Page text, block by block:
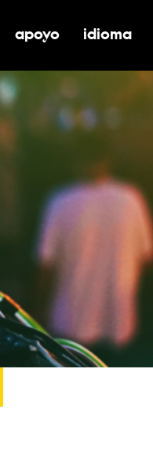
impacto social
de educación
alternar submenú
apoyo idioma